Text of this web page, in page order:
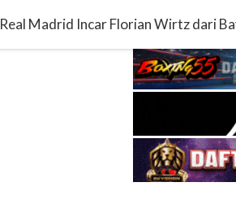
Madrid Incar Florian Wirtz dari